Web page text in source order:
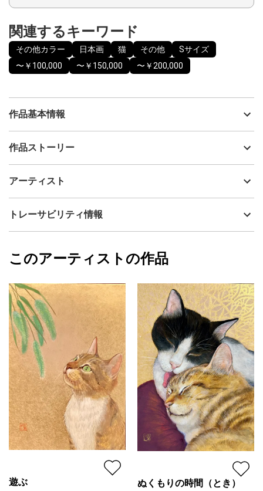
関連するキーワード
その他カラー 日本画 猫 その他
Sサイズ
〜￥100,000
〜￥150,000 〜￥200,000
作品基本情報
出品者
制作年
その他
カラー
その他カラー
配送目安
二週間以内
作品ストーリー
この子の背景は、金箔を貼った和紙の上に更に極薄い美濃紙を貼
アーティスト
稲生 晴美
フォローする
トレーサビリティ情報
稲生 晴美
このアーティストの作品
遊ぶ ぬくもりの時間（とき）